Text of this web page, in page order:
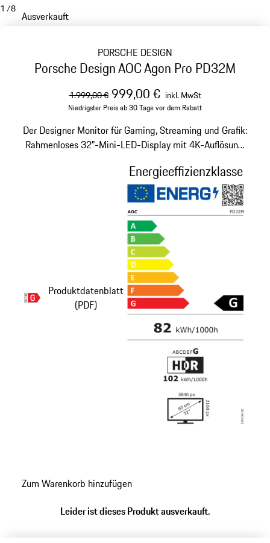
1 /8
Ausverkauft
PORSCHE DESIGN
Porsche Design AOC Agon Pro PD32M
ursprünglicher Preis
1.999,00 €Verkaufspreis
999,00 €inklusive
inkl. MwSt
Niedrigster Preis ab 30 Tage vor dem Rabatt
Der Designer Monitor für Gaming, Streaming und Grafik:
Rahmenloses 32"-Mini-LED-Display mit 4K-Auflösung,
Produktdatenblatt
(PDF)
Energieeffizienzklasse
Zum Warenkorb hinzufügen
Leider ist dieses Produkt ausverkauft.